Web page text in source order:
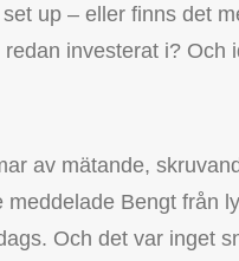
up – eller finns det
investerat i? Och
av mätande,
meddelade Bengt från
Och det var inget